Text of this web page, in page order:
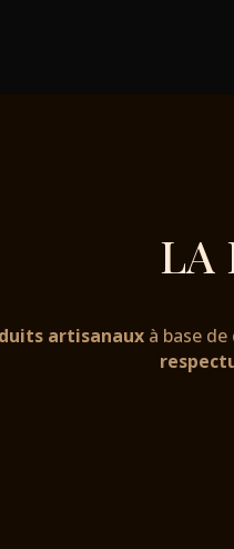
LA
artisanauxà base de